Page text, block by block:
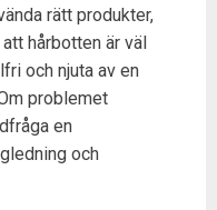
rätt produkter,
hårbotten är väl
och njuta av en
problemet
en
och